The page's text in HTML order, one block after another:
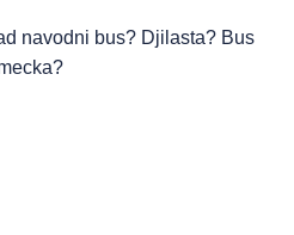
navodni bus? Djilasta? Bus